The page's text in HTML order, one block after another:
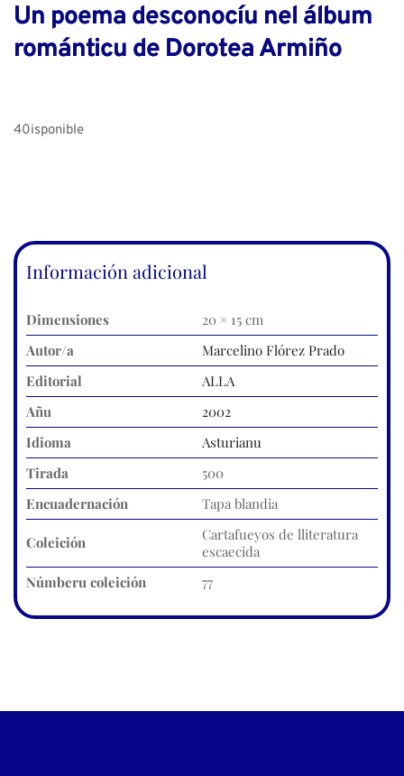
Un poema desconocíu nel álbum
románticu de Dorotea Armiño
40isponible
Información adicional
Dimensiones
20 × 15 cm
Autor/a
Marcelino Flórez Prado
Editorial
ALLA
Añu
2002
Idioma
Asturianu
Tirada
500
Encuadernación
Tapa blandia
Coleición
Cartafueyos de lliteratura
escaecida
Númberu coleición
77